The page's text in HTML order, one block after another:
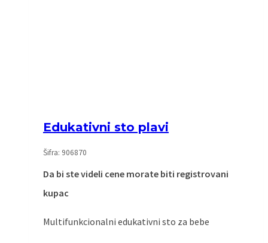
Edukativni sto plavi
Šifra: 906870
Da bi ste videli cene morate biti registrovani
kupac
Multifunkcionalni edukativni sto za bebe